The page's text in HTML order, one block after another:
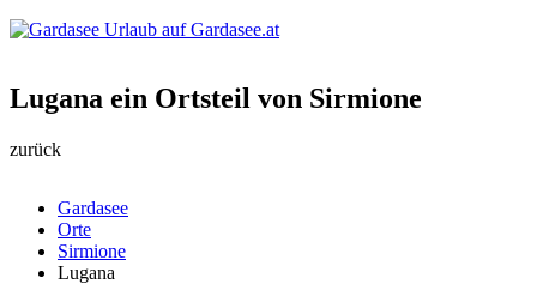
Lugana ein Ortsteil von Sirmione
zurück
Gardasee
Orte
Sirmione
Lugana